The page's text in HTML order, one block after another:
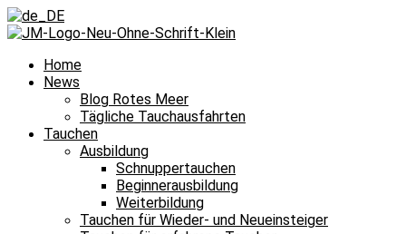
Home
News
Blog Rotes Meer
Tägliche Tauchausfahrten
Tauchen
Ausbildung
Schnuppertauchen
Beginnerausbildung
Weiterbildung
Tauchen für Wieder- und Neueinsteiger